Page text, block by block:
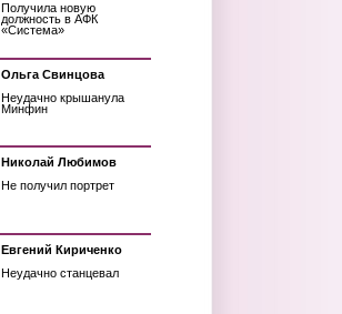
Получила новую
должность в АФК
«Система»
Ольга Свинцова
Неудачно крышанула
Минфин
Николай Любимов
Не получил портрет
Евгений Кириченко
Неудачно станцевал